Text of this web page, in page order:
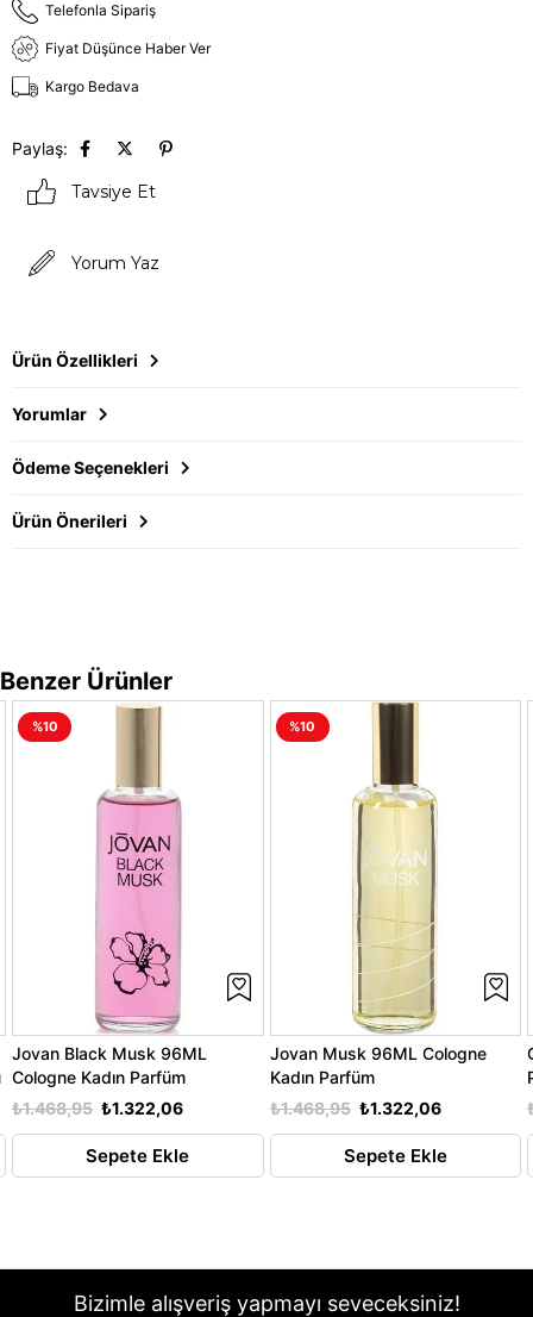
Telefonla Sipariş
Fiyat Düşünce Haber Ver
Kargo Bedava
Paylaş:
Tavsiye Et
Yorum Yaz
Ürün Özellikleri
Yorumlar
Ödeme Seçenekleri
Ürün Önerileri
Benzer Ürünler
Jovan Black Musk 96ML
Cologne Kadın Parfüm
₺1.322,06
₺1.468,95
Sepete Ekle
%10
Jovan Musk 96ML Cologne
Kadın Parfüm
₺1.322,06
₺1.468,95
Sepete Ekle
%10
Bizimle alışveriş yapmayı seveceksiniz!